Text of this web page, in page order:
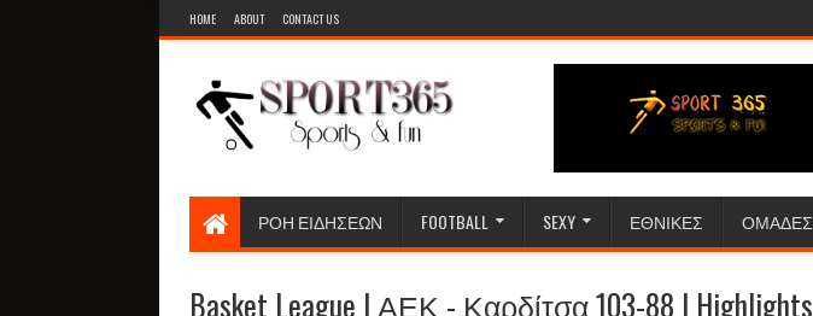
HOME ABOUT CONTACT US
ΡΟΗ ΕΙΔΗΣΕΩΝ FOOTBALL SEXY ΕΘΝΙΚΕΣ ΟΜΑΔΕΣ
Basket League | ΑΕΚ - Καρδίτσα 103-88 | Highlights